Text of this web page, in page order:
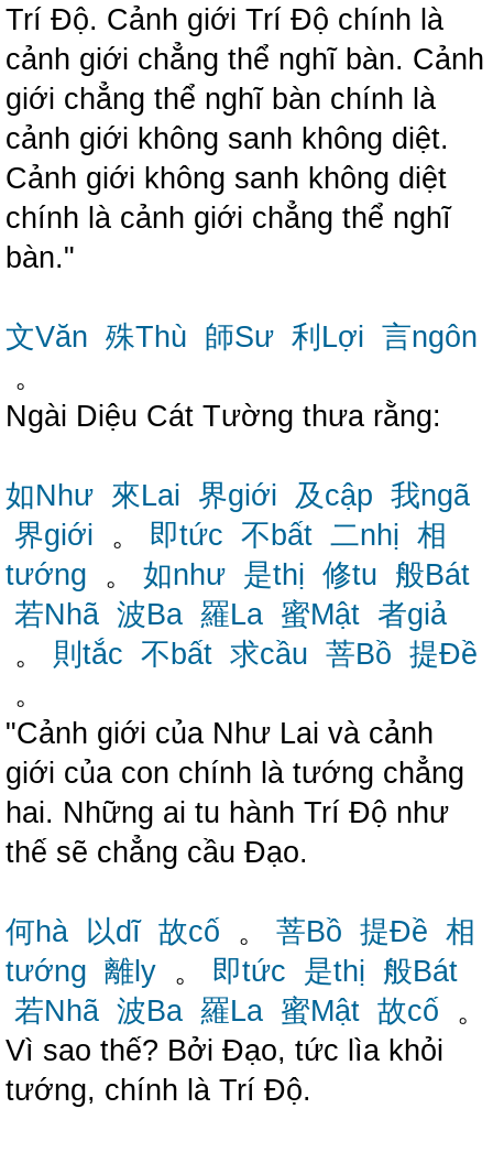
Trí Độ. Cảnh giới Trí Độ chính là
cảnh giới chẳng thể nghĩ bàn. Cảnh
giới chẳng thể nghĩ bàn chính là
cảnh giới không sanh không diệt.
Cảnh giới không sanh không diệt
chính là cảnh giới chẳng thể nghĩ
bàn."
文Văn 殊Thù 師Sư 利Lợi 言ngôn
。
Ngài Diệu Cát Tường thưa rằng:
如Như 來Lai 界giới 及cập 我ngã
界giới 。 即tức 不bất 二nhị 相
tướng 。 如như 是thị 修tu 般Bát
若Nhã 波Ba 羅La 蜜Mật 者giả
。 則tắc 不bất 求cầu 菩Bồ 提Đề
。
"Cảnh giới của Như Lai và cảnh
giới của con chính là tướng chẳng
hai. Những ai tu hành Trí Độ như
thế sẽ chẳng cầu Đạo.
何hà 以dĩ 故cố 。 菩Bồ 提Đề 相
tướng 離ly 。 即tức 是thị 般Bát
若Nhã 波Ba 羅La 蜜Mật 故cố 。
Vì sao thế? Bởi Đạo, tức lìa khỏi
tướng, chính là Trí Độ.